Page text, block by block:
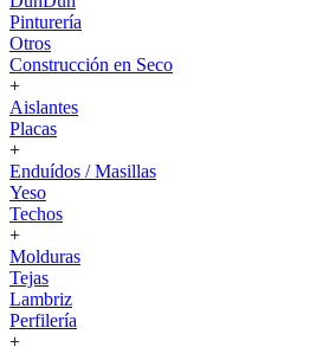
Pinturería
Otros
Construcción en Seco
+
Aislantes
Placas
+
Enduídos / Masillas
Yeso
Techos
+
Molduras
Tejas
Lambriz
Perfilería
+